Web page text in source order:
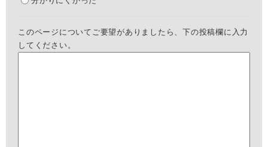
このページについてご要望がありましたら、下の投稿欄に入力
してください。